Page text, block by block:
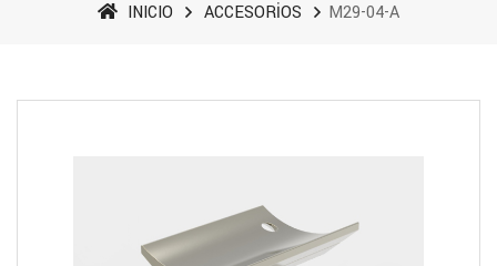
INICIO ACCESORİOS M29-04-A